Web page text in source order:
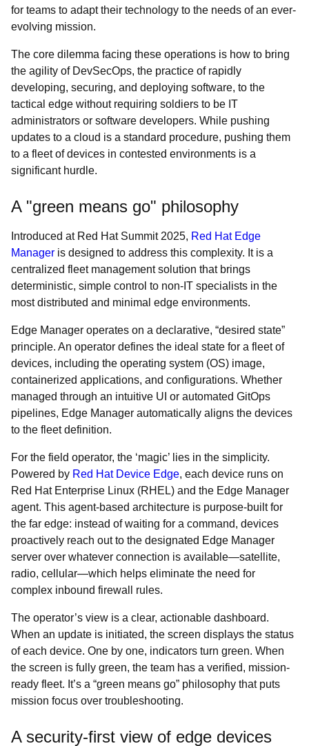
for teams to adapt their technology to the needs of an ever-
evolving mission.
The core dilemma facing these operations is how to bring
the agility of DevSecOps, the practice of rapidly
developing, securing, and deploying software, to the
tactical edge without requiring soldiers to be IT
administrators or software developers. While pushing
updates to a cloud is a standard procedure, pushing them
to a fleet of devices in contested environments is a
significant hurdle.
A "green means go" philosophy
Introduced at Red Hat Summit 2025, Red Hat Edge
Manager is designed to address this complexity. It is a
centralized fleet management solution that brings
deterministic, simple control to non-IT specialists in the
most distributed and minimal edge environments.
Edge Manager operates on a declarative, “desired state”
principle. An operator defines the ideal state for a fleet of
devices, including the operating system (OS) image,
containerized applications, and configurations. Whether
managed through an intuitive UI or automated GitOps
pipelines, Edge Manager automatically aligns the devices
to the fleet definition.
For the field operator, the ‘magic’ lies in the simplicity.
Powered by Red Hat Device Edge, each device runs on
Red Hat Enterprise Linux (RHEL) and the Edge Manager
agent. This agent-based architecture is purpose-built for
the far edge: instead of waiting for a command, devices
proactively reach out to the designated Edge Manager
server over whatever connection is available—satellite,
radio, cellular—which helps eliminate the need for
complex inbound firewall rules.
The operator’s view is a clear, actionable dashboard.
When an update is initiated, the screen displays the status
of each device. One by one, indicators turn green. When
the screen is fully green, the team has a verified, mission-
ready fleet. It’s a “green means go” philosophy that puts
mission focus over troubleshooting.
A security-first view of edge devices